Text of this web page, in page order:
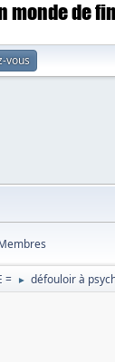
monde de
vous
= ► défouloir à